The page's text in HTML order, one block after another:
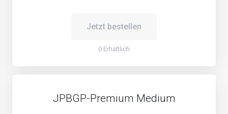
Jetzt bestellen
0 Erhältlich
JPBGP-Premium Medium